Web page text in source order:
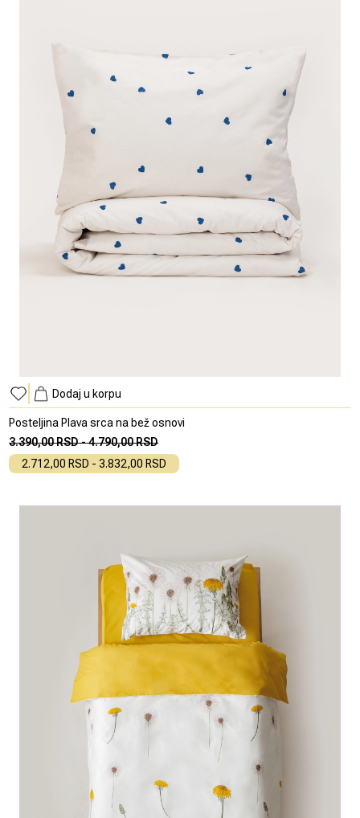
Dodaj u korpu
Posteljina Plava srca na bež osnovi
3.390,00 RSD-4.790,00 RSD
2.712,00 RSD - 3.832,00 RSD